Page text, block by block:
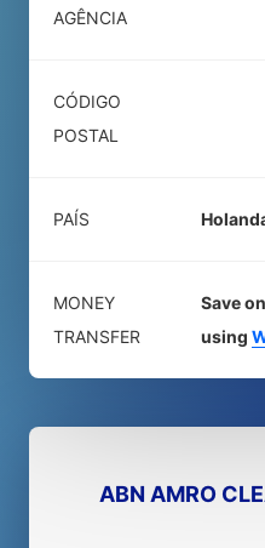
AGÊNCIA
CÓDIGO
POSTAL
PAÍS
MONEY
TRANSFER
Save
using
ABN AMRO